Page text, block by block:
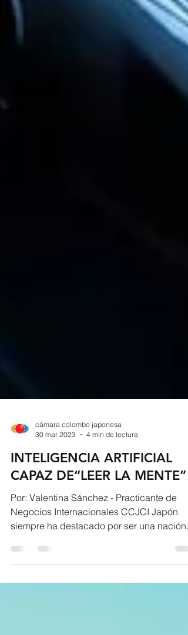
30 mar 2023
4 min de lectura
INTELIGENCIA ARTIFICIAL
CAPAZ DE“LEER LA MENTE”
Negocios Internacionales CCJCI Japón
siempre ha destacado por ser una nación
innovadora en su...